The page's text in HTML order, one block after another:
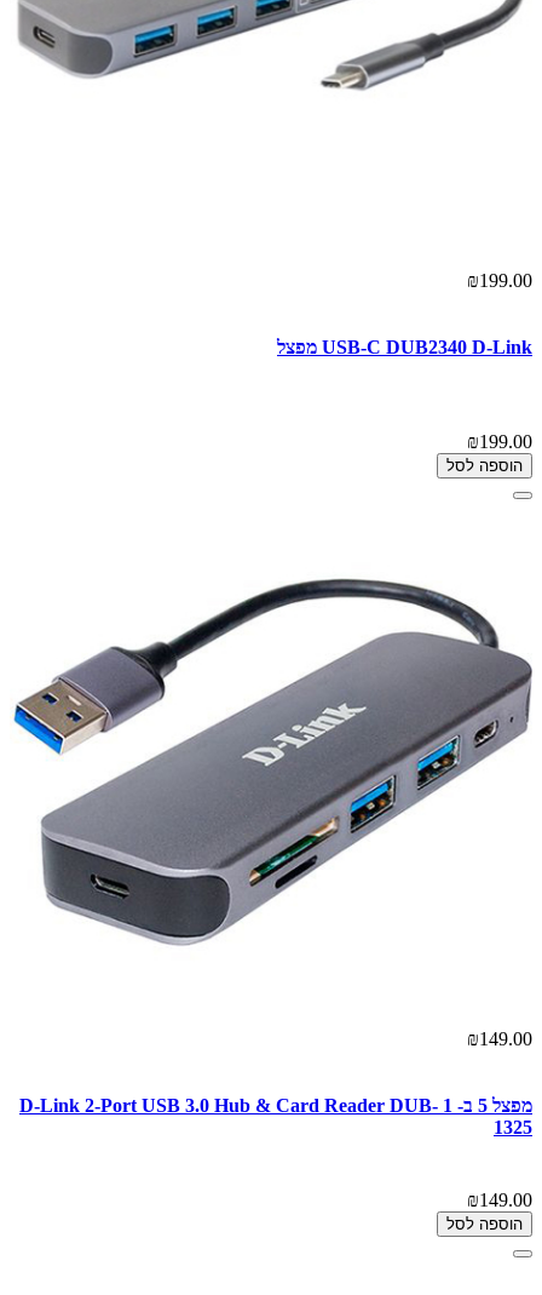
₪199.00
USB-C DUB2340 D-Link מפצל
₪199.00
הוספה לסל
₪149.00
מפצל 5 ב- 1 D-Link 2-Port USB 3.0 Hub & Card Reader DUB-
1325
₪149.00
הוספה לסל